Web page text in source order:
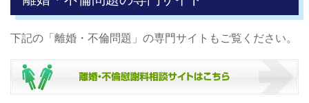
下記の「離婚・不倫問題」の専門サイトもご覧ください。